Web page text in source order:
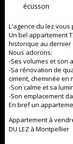
écusson
L'agence du lez vous
Un bel appartement
historique au dernier
Nous adorons:
-Ses volumes et son
-Sa rénovation de
ciment, cheminée en
-Son calme et sa
-Son emplacement
En bref un
Appartement à
DU LEZ à Montpellier